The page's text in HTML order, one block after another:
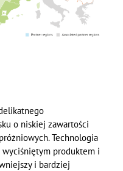
o niskiej zawartości
Technologia
produktem i
i bardziej